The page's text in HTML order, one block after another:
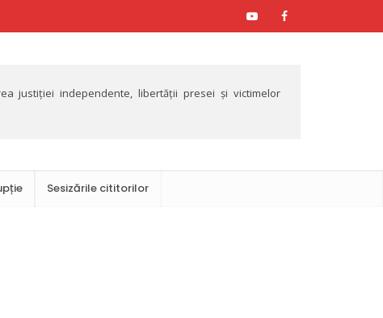
justiției independente, libertății presei și victimelor
Sesizările cititorilor